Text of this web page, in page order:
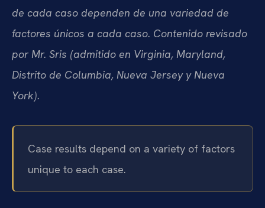
de cada caso dependen de una variedad de
factores únicos a cada caso. Contenido revisado
por Mr. Sris (admitido en Virginia, Maryland,
Distrito de Columbia, Nueva Jersey y Nueva
York).
Case results depend on a variety of factors
unique to each case.